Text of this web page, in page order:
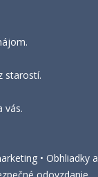
starostí.
vás.
• Obhliadky a
odovzdanie